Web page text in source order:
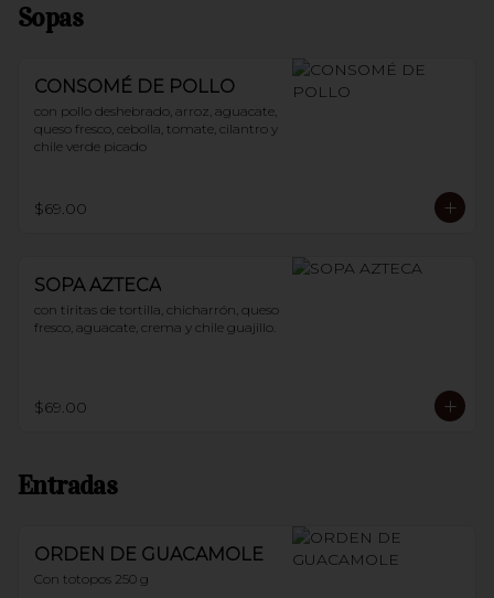
Sopas
CONSOMÉ DE POLLO
con pollo deshebrado, arroz, aguacate,
queso fresco, cebolla, tomate, cilantro y
chile verde picado
$69.00
SOPA AZTECA
con tiritas de tortilla, chicharrón, queso
fresco, aguacate, crema y chile guajillo.
$69.00
Entradas
ORDEN DE GUACAMOLE
Con totopos 250 g